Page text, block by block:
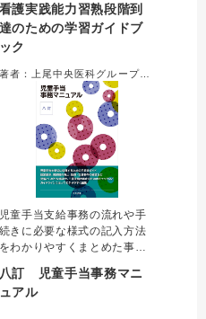
した［看護実践能力／看護実
践能力に基づく学習項目／看
護実践能力習熟段階］に合
の注意点をコンパクトにまと
めた新人研修用テキスト。
看護実践能力習熟段階到
達のための学習ガイドブ
ック
著者：上尾中央医科グループ協議会看護本部看護教育部＝編集
児童手当支給事務の流れや手
続きに必要な様式の記入方法
をわかりやすくまとめた事務
童手当関係事務処理通知を編
集し、支給事務手続きごとに
八訂 児童手当事務マニ
ュアル